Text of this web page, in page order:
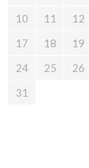
10
11 12
17
18 19
24
25 26
31